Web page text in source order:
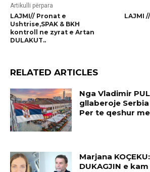
Artikulli përpara
LAJMI// Pronat e
Ushtrise,SPAK & BKH
kontroll ne zyrat e Artan
DULAKUT..
LAJMI
RELATED ARTICLES
Nga Vladimir
gllaberoje Serbia
Per te qeshur
Marjana
DUKAGJIN e